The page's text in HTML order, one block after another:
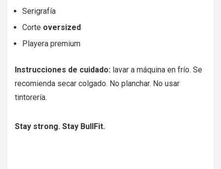
Serigrafía
Corte oversized
Playera premium
Instrucciones de cuidado: lavar a máquina en frío. Se
recomienda secar colgado. No planchar. No usar
tintorería.
Stay strong. Stay BullFit.